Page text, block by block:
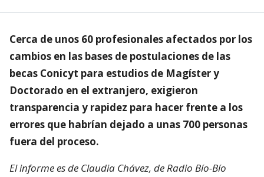
Cerca de unos 60 profesionales afectados por los
cambios en las bases de postulaciones de las
becas Conicyt para estudios de Magíster y
Doctorado en el extranjero, exigieron
transparencia y rapidez para hacer frente a los
errores que habrían dejado a unas 700 personas
fuera del proceso.
El informe es de Claudia Chávez, de Radio Bío-Bío